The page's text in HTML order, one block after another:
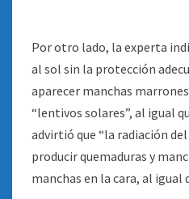
Por otro lado, la experta
al sol sin la protección
aparecer manchas
“lentivos solares”, al igual
advirtió que “la radiación
producir quemaduras y
manchas en la cara, al igual